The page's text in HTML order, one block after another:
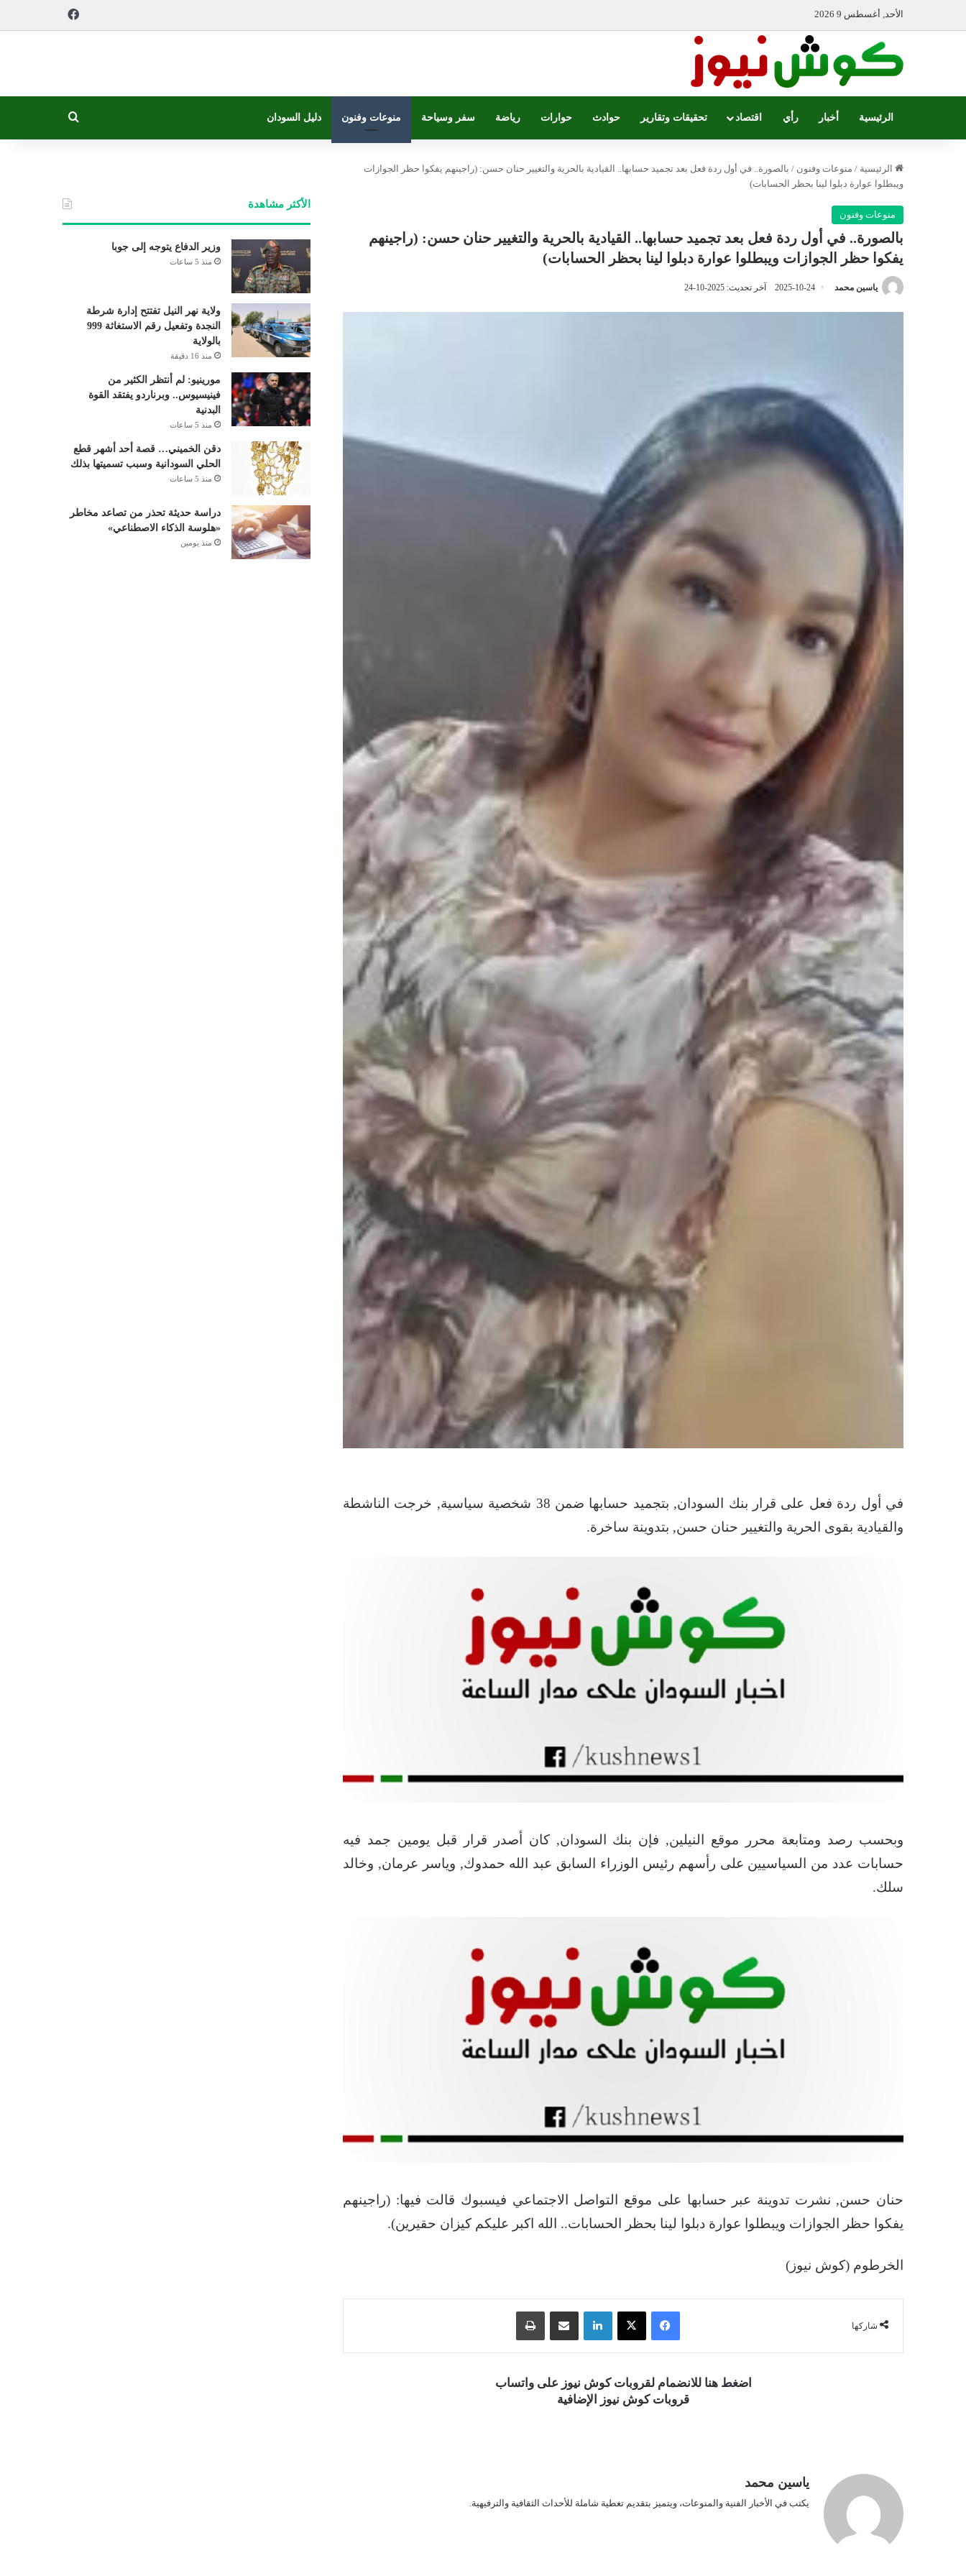
الأحد, أغسطس 9 2026
الرئيسية أخبار رأي اقتصاد تحقيقات وتقارير حوادث حوارات رياضة سفر وسياحة منوعات وفنون دليل السودان
الرئيسية / منوعات وفنون / بالصورة.. في أول ردة فعل بعد تجميد حسابها.. القيادية بالحرية والتغيير حنان حسن: (راجينهم يفكوا حظر الجوازات
ويبطلوا عوارة دبلوا لينا بحظر الحسابات)
منوعات وفنون
بالصورة.. في أول ردة فعل بعد تجميد حسابها.. القيادية بالحرية والتغيير حنان حسن: (راجينهم
يفكوا حظر الجوازات ويبطلوا عوارة دبلوا لينا بحظر الحسابات)
ياسين محمد 2025-10-24 آخر تحديث: 2025-10-24
في أول ردة فعل على قرار بنك السودان, بتجميد حسابها ضمن 38 شخصية سياسية, خرجت الناشطة
والقيادية بقوى الحرية والتغيير حنان حسن, بتدوينة ساخرة.
وبحسب رصد ومتابعة محرر موقع النيلين, فإن بنك السودان, كان أصدر قرار قبل يومين جمد فيه
حسابات عدد من السياسيين على رأسهم رئيس الوزراء السابق عبد الله حمدوك, وياسر عرمان, وخالد
سلك.
حنان حسن, نشرت تدوينة عبر حسابها على موقع التواصل الاجتماعي فيسبوك قالت فيها: (راجينهم
يفكوا حظر الجوازات ويبطلوا عوارة دبلوا لينا بحظر الحسابات.. الله اكبر عليكم كيزان حقيرين).
الخرطوم (كوش نيوز)
شاركها
فيسبوك ‫X لينكدإن مشاركة عبر البريد
اضغط هنا للانضمام لقروبات كوش نيوز على واتساب
قروبات كوش نيوز الإضافية
ياسين محمد
يكتب في الأخبار الفنية والمنوعات، ويتميز بتقديم تغطية شاملة للأحداث الثقافية والترفيهية.
الأكثر مشاهدة
وزير الدفاع يتوجه إلى جوبا
منذ 5 ساعات
ولاية نهر النيل تفتتح إدارة شرطة
النجدة وتفعيل رقم الاستغاثة 999
بالولاية
منذ 16 دقيقة
مورينيو: لم أنتظر الكثير من
فينيسيوس.. وبرناردو يفتقد القوة
البدنية
منذ 5 ساعات
دقن الخميني… قصة أحد أشهر قطع
الحلي السودانية وسبب تسميتها بذلك
منذ 5 ساعات
دراسة حديثة تحذر من تصاعد مخاطر
«هلوسة الذكاء الاصطناعي»
منذ يومين